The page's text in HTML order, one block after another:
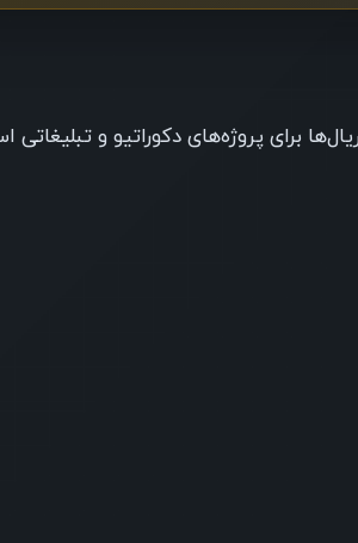
برای پروژه‌های دکوراتیو و تبلیغاتی